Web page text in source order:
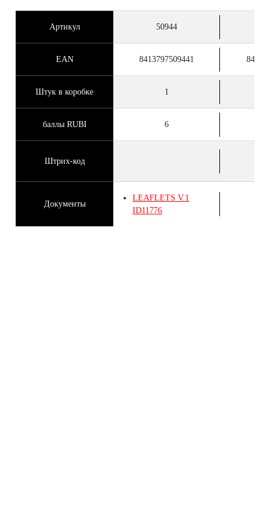
Артикул 50944
EAN 8413797509441
Штук в коробке 1
баллы RUBI 6
Штрих-код
Документы
LEAFLETS V.1
ID11776